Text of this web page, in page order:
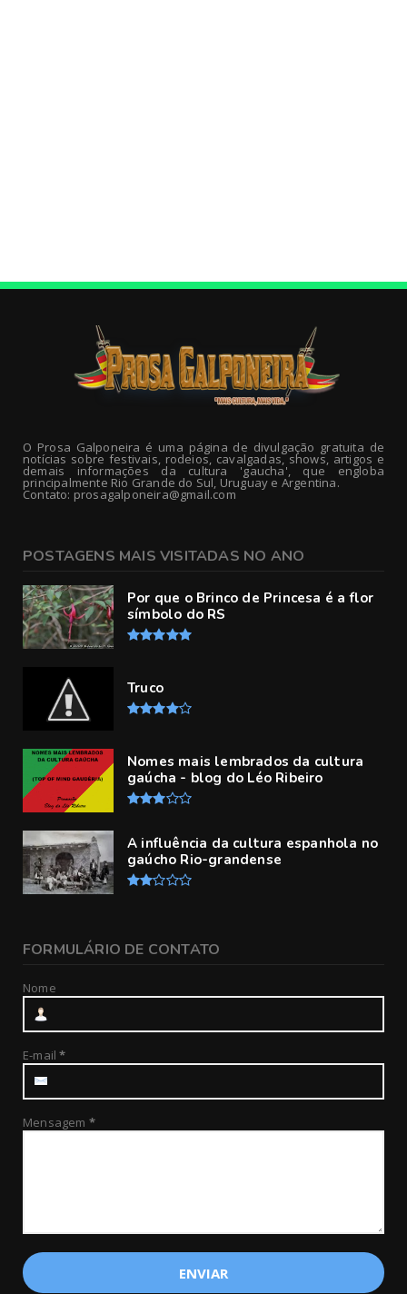
O Prosa Galponeira é uma página de divulgação gratuita de
notícias sobre festivais, rodeios, cavalgadas, shows, artigos e
demais informações da cultura 'gaucha', que engloba
principalmente Rio Grande do Sul, Uruguay e Argentina.
Contato: prosagalponeira@gmail.com
POSTAGENS MAIS VISITADAS NO ANO
Por que o Brinco de Princesa é a flor
símbolo do RS
Truco
Nomes mais lembrados da cultura
gaúcha - blog do Léo Ribeiro
A influência da cultura espanhola no
gaúcho Rio-grandense
FORMULÁRIO DE CONTATO
Nome
E-mail*
Mensagem *